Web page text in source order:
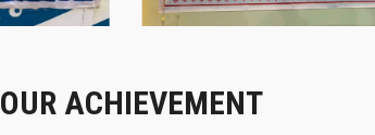
OUR ACHIEVEMENT